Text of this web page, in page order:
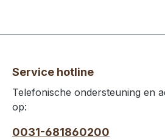
Service hotline
Telefonische ondersteuning en
op:
0031-681860200